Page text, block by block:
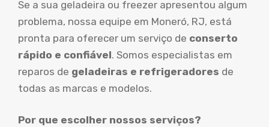
Se a sua geladeira ou freezer apresentou algum
problema, nossa equipe em Moneró, RJ, está
pronta para oferecer um serviço de conserto
rápido e confiável. Somos especialistas em
reparos de geladeiras e refrigeradores de
todas as marcas e modelos.
Por que escolher nossos serviços?